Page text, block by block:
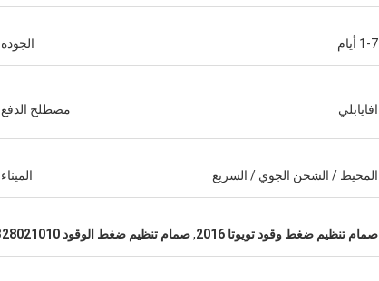
1-7 أيام الجودة
افايابلي مصطلح الدفع
المحيط / الشحن الجوي / السريع الميناء
صمام تنظيم ضغط وقود تويوتا 2016 ,صمام تنظيم ضغط الوقود 2328021010